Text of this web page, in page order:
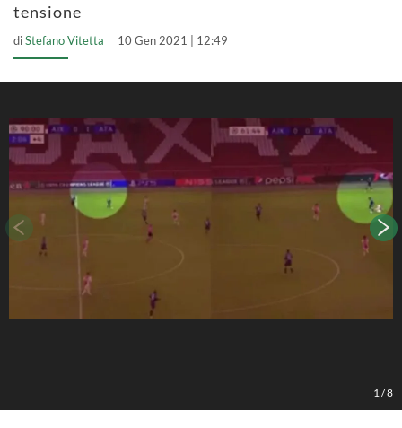
tensione
diStefano Vitetta 10 Gen 2021 | 12:49
1 /8